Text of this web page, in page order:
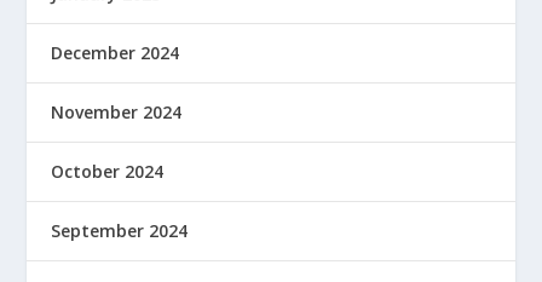
December 2024
November 2024
October 2024
September 2024